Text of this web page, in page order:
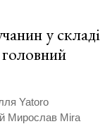
у складі
Yatoro
Мирослав Mira